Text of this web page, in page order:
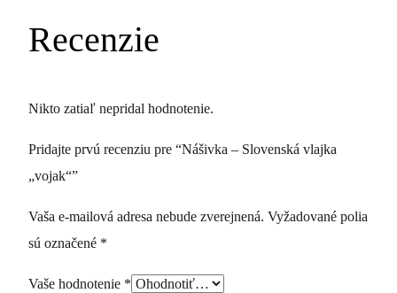
Recenzie
Nikto zatiaľ nepridal hodnotenie.
Pridajte prvú recenziu pre “Nášivka – Slovenská vlajka
„vojak“”
Vaša e-mailová adresa nebude zverejnená. Vyžadované polia
sú označené *
Vaše hodnotenie *